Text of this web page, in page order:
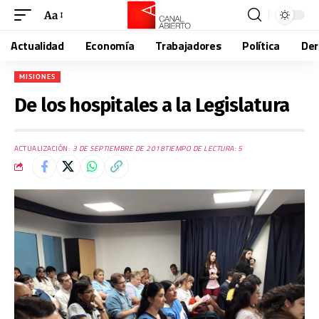
Aa
Actualidad Economía Trabajadores Política
MISIONES
De los hospitales a la Legislatura
ACTUALIZACIÓN: 3 DE SEPTIEMBRE DE 2018TIEMPO DE LECTURA: 5